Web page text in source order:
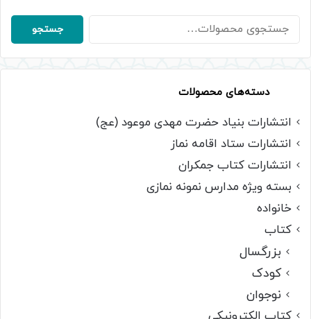
جستجو
برای:
جستجو
دسته‌های محصولات
انتشارات بنیاد حضرت مهدی موعود (عج)
انتشارات ستاد اقامه نماز
انتشارات کتاب جمکران
بسته ویژه مدارس نمونه نمازی
خانواده
کتاب
بزرگسال
کودک
نوجوان